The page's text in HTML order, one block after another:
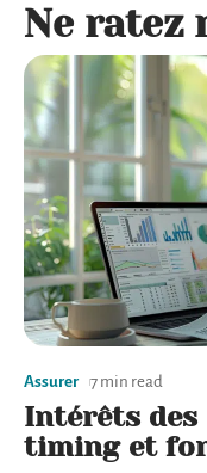
Ne ratez
Assurer 7 min read
Intérêts des
timing et